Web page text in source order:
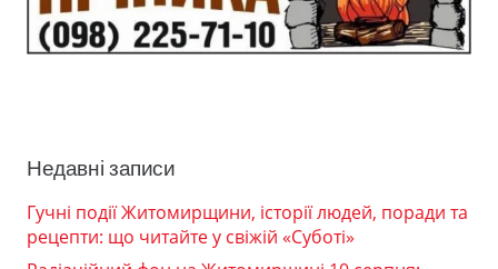
Недавні записи
Гучні події Житомирщини, історії людей, поради та
рецепти: що читайте у свіжій «Суботі»